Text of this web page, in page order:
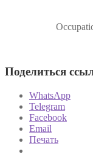
Поделиться
WhatsApp
Telegram
Facebook
Email
Печать